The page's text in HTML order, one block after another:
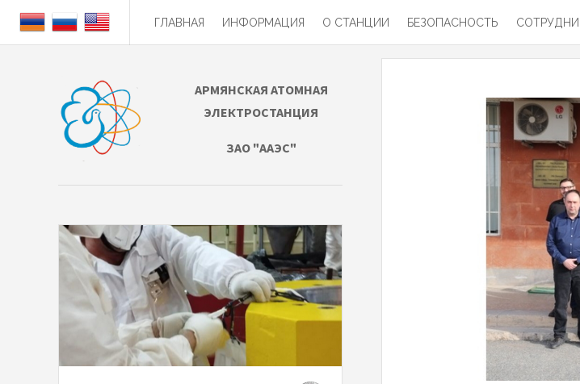
ГЛАВНАЯ ИНФОРМАЦИЯ О СТАНЦИИ БЕЗОПАСНОСТЬ
АРМЯНСКАЯ АТОМНАЯ
ЭЛЕКТРОСТАНЦИЯ
ЗАО "ААЭС"